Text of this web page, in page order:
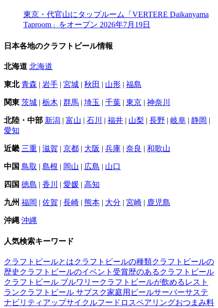
東京・代官山にタップルーム「VERTERE Daikanyama
Taproom」をオープン 2026年7月19日
日本各地のクラフトビール情報
北海道 北海道
東北 青森 | 岩手 | 宮城 | 秋田 | 山形 | 福島
関東 茨城 | 栃木 | 群馬 | 埼玉 | 千葉 | 東京 | 神奈川
北陸・中部 新潟 | 富山 | 石川 | 福井 | 山梨 | 長野 | 岐阜 | 静岡 |
愛知
近畿 三重 | 滋賀 | 京都 | 大阪 | 兵庫 | 奈良 | 和歌山
中国 鳥取 | 島根 | 岡山 | 広島 | 山口
四国 徳島 | 香川 | 愛媛 | 高知
九州 福岡 | 佐賀 | 長崎 | 熊本 | 大分 | 宮崎 | 鹿児島
沖縄 沖縄
人気検索キーワード
クラフトビールとはクラフトビールの種類クラフトビールの
歴史 クラフトビールのイベント 受賞歴のあるクラフトビール
クラフトビール ブルワリークラフトビールが飲めるレスト
ランクラフトビール サブスク家庭用ビールサーバーサステ
ナビリティ アップサイクルフードロスペアリングおつまみ料